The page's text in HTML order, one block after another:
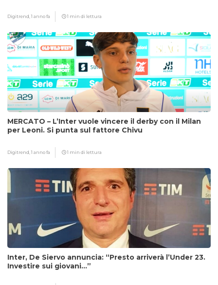
Digitrend,1 anno fa 1 min di lettura
MERCATO – L’Inter vuole vincere il derby con il Milan
per Leoni. Si punta sul fattore Chivu
Digitrend,1 anno fa 1 min di lettura
Inter, De Siervo annuncia: “Presto arriverà l’Under 23.
Investire sui giovani…”